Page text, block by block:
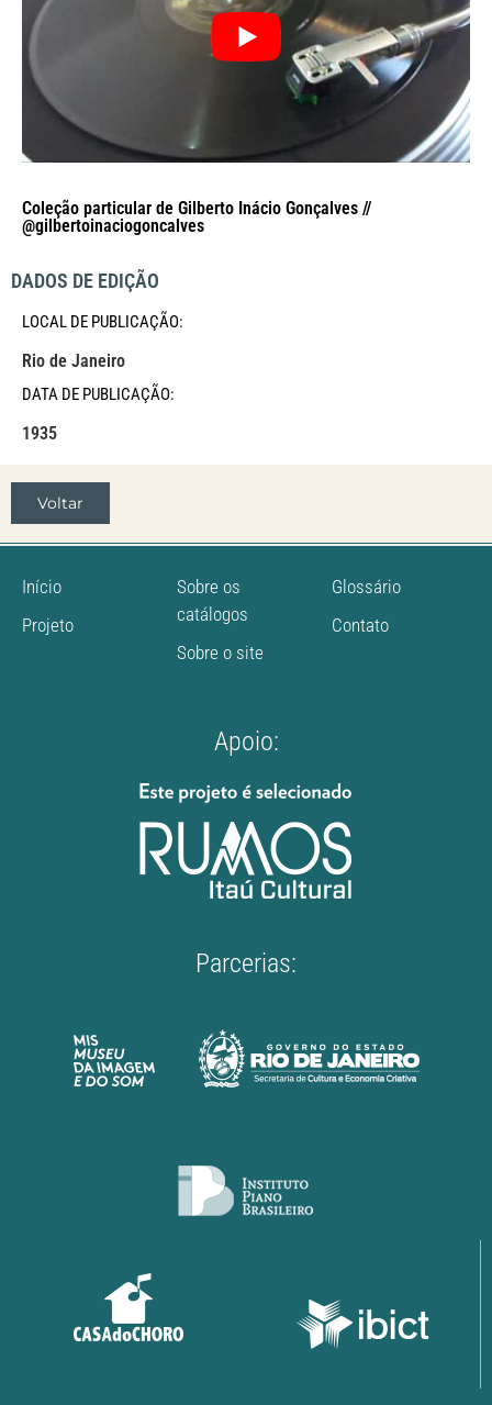
Coleção particular de Gilberto Inácio Gonçalves //
@gilbertoinaciogoncalves
DADOS DE EDIÇÃO
LOCAL DE PUBLICAÇÃO:
Rio de Janeiro
DATA DE PUBLICAÇÃO:
1935
Voltar
Início
Projeto
Sobre os
catálogos
Sobre o site
Glossário
Contato
Apoio:
Parcerias: